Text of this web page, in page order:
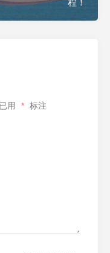
程！
用 * 标注